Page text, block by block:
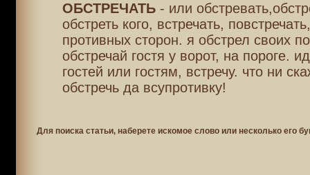
ОБСТРЕЧАТЬ- или
обстреть кого, встречать,
противных сторон. я обстрел своих
обстречай гостя у ворот, на пороге.
гостей или гостям, встречу. что ни
обстречь да всупротивку!
Для поиска статьи, наберете искомое слово или несколько его